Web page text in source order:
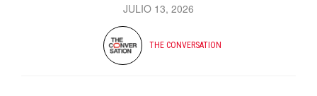
JULIO 13, 2026
THE CONVERSATION